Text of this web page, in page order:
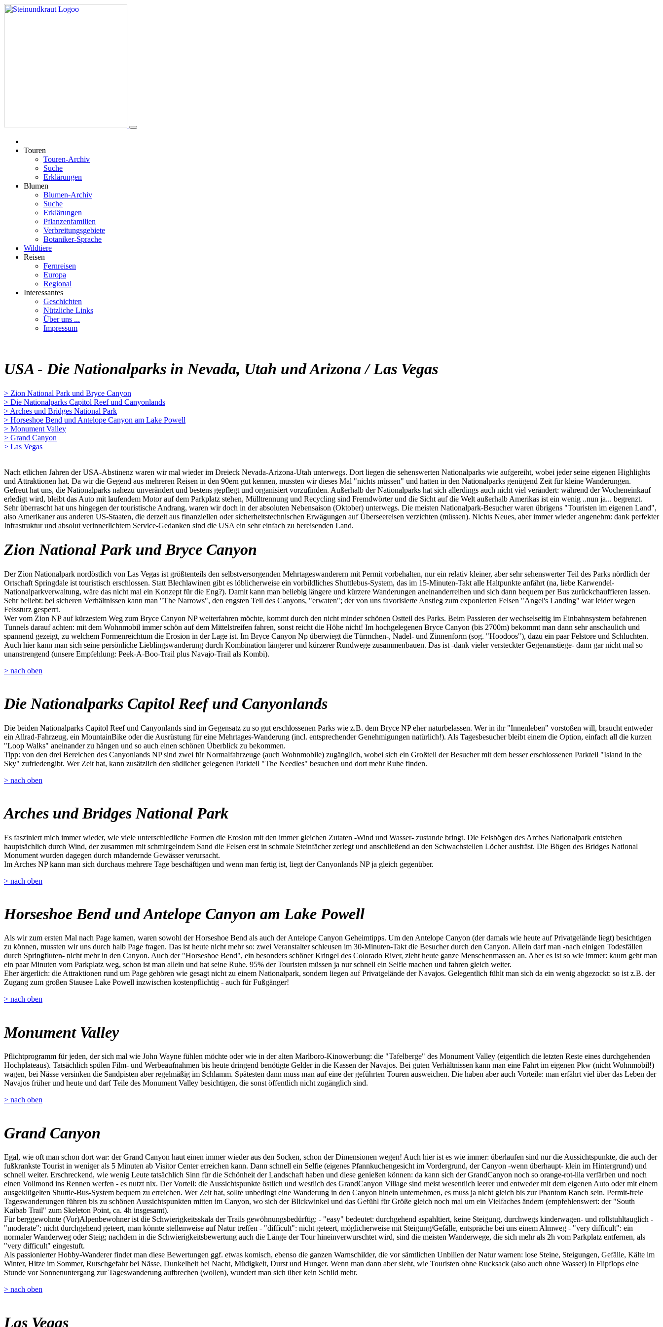
Touren
Touren-Archiv
Suche
Erklärungen
Blumen
Blumen-Archiv
Suche
Erklärungen
Pflanzenfamilien
Verbreitungsgebiete
Botaniker-Sprache
Wildtiere
Reisen
Fernreisen
Europa
Regional
Interessantes
Geschichten
Nützliche Links
Über uns ...
Impressum
USA - Die Nationalparks in Nevada, Utah und Arizona / Las Vegas
> Zion National Park und Bryce Canyon
> Die Nationalparks Capitol Reef und Canyonlands
> Arches und Bridges National Park
> Horseshoe Bend und Antelope Canyon am Lake Powell
> Monument Valley
> Grand Canyon
> Las Vegas
Nach etlichen Jahren der USA-Abstinenz waren wir mal wieder im Dreieck Nevada-Arizona-Utah unterwegs. Dort liegen die sehenswerten Nationalparks wie aufgereiht, wobei jeder seine eigenen Highlights
und Attraktionen hat. Da wir die Gegend aus mehreren Reisen in den 90ern gut kennen, mussten wir dieses Mal "nichts müssen" und hatten in den Nationalparks genügend Zeit für kleine Wanderungen.
Gefreut hat uns, die Nationalparks nahezu unverändert und bestens gepflegt und organisiert vorzufinden. Außerhalb der Nationalparks hat sich allerdings auch nicht viel verändert: während der Wocheneinkauf
erledigt wird, bleibt das Auto mit laufendem Motor auf dem Parkplatz stehen, Mülltrennung und Recycling sind Fremdwörter und die Sicht auf die Welt außerhalb Amerikas ist ein wenig ..nun ja... begrenzt.
Sehr überrascht hat uns hingegen der touristische Andrang, waren wir doch in der absoluten Nebensaison (Oktober) unterwegs. Die meisten Nationalpark-Besucher waren übrigens "Touristen im eigenen Land",
also Amerikaner aus anderen US-Staaten, die derzeit aus finanziellen oder sicherheitstechnischen Erwägungen auf Überseereisen verzichten (müssen). Nichts Neues, aber immer wieder angenehm: dank perfekter
Infrastruktur und absolut verinnerlichtem Service-Gedanken sind die USA ein sehr einfach zu bereisenden Land.
Zion National Park und Bryce Canyon
Der Zion Nationalpark nordöstlich von Las Vegas ist größtenteils den selbstversorgenden Mehrtageswanderern mit Permit vorbehalten, nur ein relativ kleiner, aber sehr sehenswerter Teil des Parks nördlich der
Ortschaft Springdale ist touristisch erschlossen. Statt Blechlawinen gibt es löblicherweise ein vorbildliches Shuttlebus-System, das im 15-Minuten-Takt alle Haltpunkte anfährt (na, liebe Karwendel-
Nationalparkverwaltung, wäre das nicht mal ein Konzept für die Eng?). Damit kann man beliebig längere und kürzere Wanderungen aneinanderreihen und sich dann bequem per Bus zurückchauffieren lassen.
Sehr beliebt: bei sicheren Verhältnissen kann man "The Narrows", den engsten Teil des Canyons, "erwaten"; der von uns favorisierte Anstieg zum exponierten Felsen "Angel's Landing" war leider wegen
Felssturz gesperrt.
Wer vom Zion NP auf kürzestem Weg zum Bryce Canyon NP weiterfahren möchte, kommt durch den nicht minder schönen Ostteil des Parks. Beim Passieren der wechselseitig im Einbahnsystem befahrenen
Tunnels darauf achten: mit dem Wohnmobil immer schön auf dem Mittelstreifen fahren, sonst reicht die Höhe nicht! Im hochgelegenen Bryce Canyon (bis 2700m) bekommt man dann sehr anschaulich und
spannend gezeigt, zu welchem Formenreichtum die Erosion in der Lage ist. Im Bryce Canyon Np überwiegt die Türmchen-, Nadel- und Zinnenform (sog. "Hoodoos"), dazu ein paar Felstore und Schluchten.
Auch hier kann man sich seine persönliche Lieblingswanderung durch Kombination längerer und kürzerer Rundwege zusammenbauen. Das ist -dank vieler versteckter Gegenanstiege- dann gar nicht mal so
unanstrengend (unsere Empfehlung: Peek-A-Boo-Trail plus Navajo-Trail als Kombi).
> nach oben
Die Nationalparks Capitol Reef und Canyonlands
Die beiden Nationalparks Capitol Reef und Canyonlands sind im Gegensatz zu so gut erschlossenen Parks wie z.B. dem Bryce NP eher naturbelassen. Wer in ihr "Innenleben" vorstoßen will, braucht entweder
ein Allrad-Fahrzeug, ein MountainBike oder die Ausrüstung für eine Mehrtages-Wanderung (incl. entsprechender Genehmigungen natürlich!). Als Tagesbesucher bleibt einem die Option, einfach all die kurzen
"Loop Walks" aneinander zu hängen und so auch einen schönen Überblick zu bekommen.
Tipp: von den drei Bereichen des Canyonlands NP sind zwei für Normalfahrzeuge (auch Wohnmobile) zugänglich, wobei sich ein Großteil der Besucher mit dem besser erschlossenen Parkteil "Island in the
Sky" zufriedengibt. Wer Zeit hat, kann zusätzlich den südlicher gelegenen Parkteil "The Needles" besuchen und dort mehr Ruhe finden.
> nach oben
Arches und Bridges National Park
Es fasziniert mich immer wieder, wie viele unterschiedliche Formen die Erosion mit den immer gleichen Zutaten -Wind und Wasser- zustande bringt. Die Felsbögen des Arches Nationalpark entstehen
hauptsächlich durch Wind, der zusammen mit schmirgelndem Sand die Felsen erst in schmale Steinfächer zerlegt und anschließend an den Schwachstellen Löcher ausfräst. Die Bögen des Bridges National
Monument wurden dagegen durch mäandernde Gewässer verursacht.
Im Arches NP kann man sich durchaus mehrere Tage beschäftigen und wenn man fertig ist, liegt der Canyonlands NP ja gleich gegenüber.
> nach oben
Horseshoe Bend und Antelope Canyon am Lake Powell
Als wir zum ersten Mal nach Page kamen, waren sowohl der Horseshoe Bend als auch der Antelope Canyon Geheimtipps. Um den Antelope Canyon (der damals wie heute auf Privatgelände liegt) besichtigen
zu können, mussten wir uns durch halb Page fragen. Das ist heute nicht mehr so: zwei Veranstalter schleusen im 30-Minuten-Takt die Besucher durch den Canyon. Allein darf man -nach einigen Todesfällen
durch Springfluten- nicht mehr in den Canyon. Auch der "Horseshoe Bend", ein besonders schöner Kringel des Colorado River, zieht heute ganze Menschenmassen an. Aber es ist so wie immer: kaum geht man
ein paar Minuten vom Parkplatz weg, schon ist man allein und hat seine Ruhe. 95% der Touristen müssen ja nur schnell ein Selfie machen und fahren gleich weiter.
Eher ärgerlich: die Attraktionen rund um Page gehören wie gesagt nicht zu einem Nationalpark, sondern liegen auf Privatgelände der Navajos. Gelegentlich fühlt man sich da ein wenig abgezockt: so ist z.B. der
Zugang zum großen Stausee Lake Powell inzwischen kostenpflichtig - auch für Fußgänger!
> nach oben
Monument Valley
Pflichtprogramm für jeden, der sich mal wie John Wayne fühlen möchte oder wie in der alten Marlboro-Kinowerbung: die "Tafelberge" des Monument Valley (eigentlich die letzten Reste eines durchgehenden
Hochplateaus). Tatsächlich spülen Film- und Werbeaufnahmen bis heute dringend benötigte Gelder in die Kassen der Navajos. Bei guten Verhältnissen kann man eine Fahrt im eigenen Pkw (nicht Wohnmobil!)
wagen, bei Nässe versinken die Sandpisten aber regelmäßig im Schlamm. Spätesten dann muss man auf eine der geführten Touren ausweichen. Die haben aber auch Vorteile: man erfährt viel über das Leben der
Navajos früher und heute und darf Teile des Monument Valley besichtigen, die sonst öffentlich nicht zugänglich sind.
> nach oben
Grand Canyon
Egal, wie oft man schon dort war: der Grand Canyon haut einen immer wieder aus den Socken, schon der Dimensionen wegen! Auch hier ist es wie immer: überlaufen sind nur die Aussichtspunkte, die auch der
fußkrankste Tourist in weniger als 5 Minuten ab Visitor Center erreichen kann. Dann schnell ein Selfie (eigenes Pfannkuchengesicht im Vordergrund, der Canyon -wenn überhaupt- klein im Hintergrund) und
schnell weiter. Erschreckend, wie wenig Leute tatsächlich Sinn für die Schönheit der Landschaft haben und diese genießen können: da kann sich der GrandCanyon noch so orange-rot-lila verfärben und noch
einen Vollmond ins Rennen werfen - es nutzt nix. Der Vorteil: die Aussichtspunkte östlich und westlich des GrandCanyon Village sind meist wesentlich leerer und entweder mit dem eigenen Auto oder mit einem
ausgeklügelten Shuttle-Bus-System bequem zu erreichen. Wer Zeit hat, sollte unbedingt eine Wanderung in den Canyon hinein unternehmen, es muss ja nicht gleich bis zur Phantom Ranch sein. Permit-freie
Tageswanderungen führen bis zu schönen Aussichtspunkten mitten im Canyon, wo sich der Blickwinkel und das Gefühl für Größe gleich noch mal um ein Vielfaches ändern (empfehlenswert: der "South
Kaibab Trail" zum Skeleton Point, ca. 4h insgesamt).
Für berggewohnte (Vor)Alpenbewohner ist die Schwierigkeitsskala der Trails gewöhnungsbedürftig: - "easy" bedeutet: durchgehend aspahltiert, keine Steigung, durchwegs kinderwagen- und rollstuhltauglich -
"moderate": nicht durchgehend geteert, man könnte stellenweise auf Natur treffen - "difficult": nicht geteert, möglicherweise mit Steigung/Gefälle, entspräche bei uns einem Almweg - "very difficult": ein
normaler Wanderweg oder Steig; nachdem in die Schwierigkeitsbewertung auch die Länge der Tour hineinverwurschtet wird, sind die meisten Wanderwege, die sich mehr als 2h vom Parkplatz entfernen, als
"very difficult" eingestuft.
Als passionierter Hobby-Wanderer findet man diese Bewertungen ggf. etwas komisch, ebenso die ganzen Warnschilder, die vor sämtlichen Unbillen der Natur warnen: lose Steine, Steigungen, Gefälle, Kälte im
Winter, Hitze im Sommer, Rutschgefahr bei Nässe, Dunkelheit bei Nacht, Müdigkeit, Durst und Hunger. Wenn man dann aber sieht, wie Touristen ohne Rucksack (also auch ohne Wasser) in Flipflops eine
Stunde vor Sonnenuntergang zur Tageswanderung aufbrechen (wollen), wundert man sich über kein Schild mehr.
> nach oben
Las Vegas